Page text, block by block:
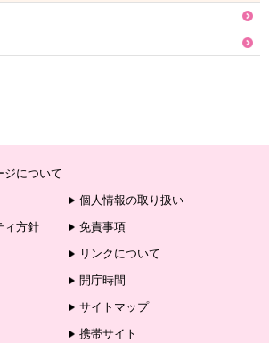
ジについて
個人情報の取り扱い
ィ方針
免責事項
リンクについて
開庁時間
サイトマップ
携帯サイト